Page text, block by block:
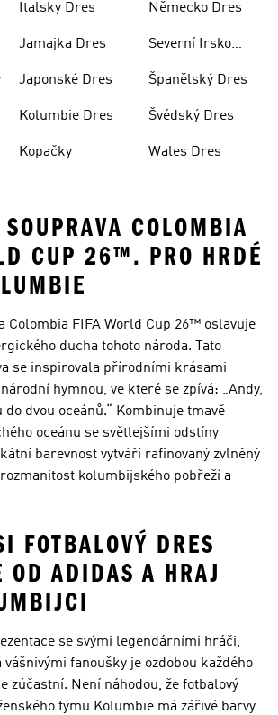
Italsky Dres
Jamajka Dres
Japonské Dres
Kolumbie Dres
Kopačky
Německo Dres
Severní Irsko
Španělský Dres
Švédský Dres
Wales Dres
COLOMBIA
CUP 26™. PRO HRDÉ
Colombia FIFA World Cup 26™ oslavuje
ducha tohoto národa. Tato
se inspirovala přírodními krásami
hymnou, ve které se zpívá: „Andy,
dvou oceánů.“ Kombinuje tmavě
oceánu se světlejšími odstíny
barevnost vytváří rafinovaný zvlněný
kolumbijského pobřeží a
FOTBALOVÝ DRES
OD ADIDAS A HRAJ
se svými legendárními hráči,
fanoušky je ozdobou každého
zúčastní. Není náhodou, že fotbalový
týmu Kolumbie má zářivé barvy